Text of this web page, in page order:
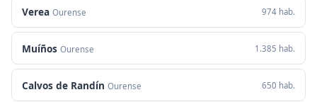
Verea Ourense 974 hab.
Muíños Ourense 1.385 hab.
Calvos de Randín Ourense 650 hab.